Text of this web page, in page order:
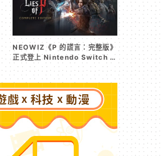
NEOWIZ《P 的謊言：完整版》
正式登上 Nintendo Switch 2
收錄遊戲本篇與 DLC《P 的謊
言：序曲》完整體驗克拉特城
（Krat）沒落前後的壯闊篇章